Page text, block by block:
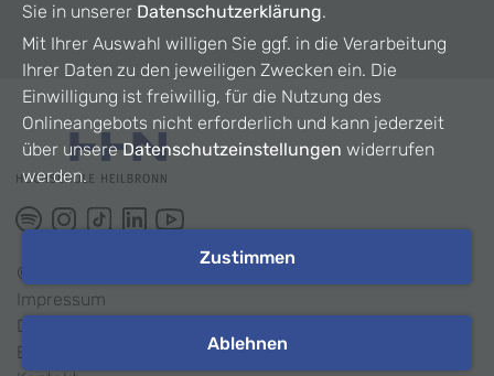
©
Impressum
Datenschutz
Barrierefreiheit
Sie in unserer Datenschutzerklärung.
Mit Ihrer Auswahl willigen Sie ggf. in die Verarbeitung
Ihrer Daten zu den jeweiligen Zwecken ein. Die
Einwilligung ist freiwillig, für die Nutzung des
Onlineangebots nicht erforderlich und kann jederzeit
über unsereDatenschutzeinstellungen widerrufen
werden.
Zustimmen
Ablehnen